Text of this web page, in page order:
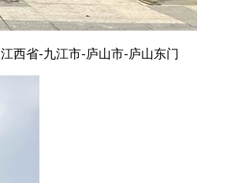
江西省-九江市-庐山市-庐山东门